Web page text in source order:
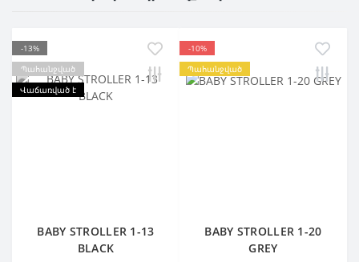
-13%
Պահանջված
Վաճառված է
BABY STROLLER 1-13
BLACK
-10%
Պահանջված
BABY STROLLER 1-20
GREY